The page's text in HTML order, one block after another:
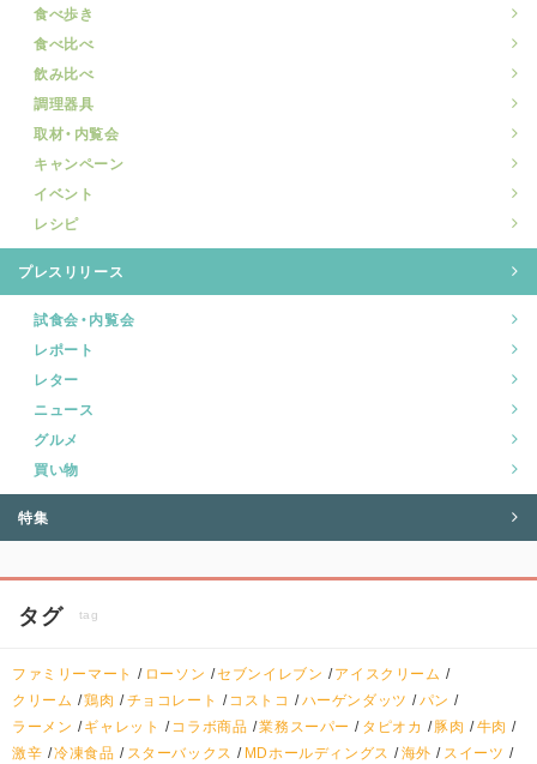
食べ歩き
食べ比べ
飲み比べ
調理器具
取材・内覧会
キャンペーン
イベント
レシピ
プレスリリース
試食会・内覧会
レポート
レター
ニュース
グルメ
買い物
特集
タグ tag
ファミリーマート ローソン セブンイレブン
アイスクリーム
クリーム
鶏肉 チョコレート コストコ ハーゲンダッツ
パン
ラーメン
ギャレット コラボ商品 業務スーパー タピオカ 豚肉
牛肉
激辛 冷凍食品 スターバックス MDホールディングス 海外
スイーツ